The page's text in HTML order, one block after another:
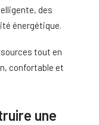
des
énergétique.
tout en
confortable et
une